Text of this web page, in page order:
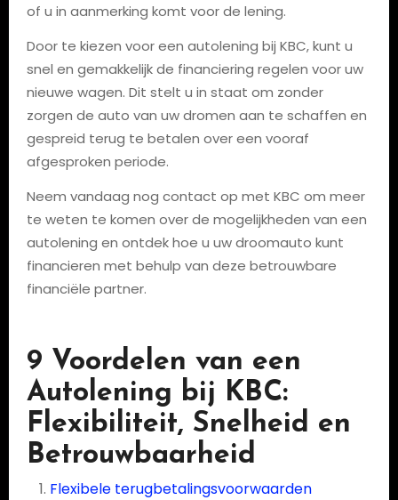
of u in aanmerking komt voor de lening.
Door te kiezen voor een autolening bij KBC, kunt u
snel en gemakkelijk de financiering regelen voor uw
nieuwe wagen. Dit stelt u in staat om zonder
zorgen de auto van uw dromen aan te schaffen en
gespreid terug te betalen over een vooraf
afgesproken periode.
Neem vandaag nog contact op met KBC om meer
te weten te komen over de mogelijkheden van een
autolening en ontdek hoe u uw droomauto kunt
financieren met behulp van deze betrouwbare
financiële partner.
9 Voordelen van een
Autolening bij KBC:
Flexibiliteit, Snelheid en
Betrouwbaarheid
Flexibele terugbetalingsvoorwaarden